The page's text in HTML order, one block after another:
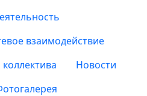
взаимодействие
Новости